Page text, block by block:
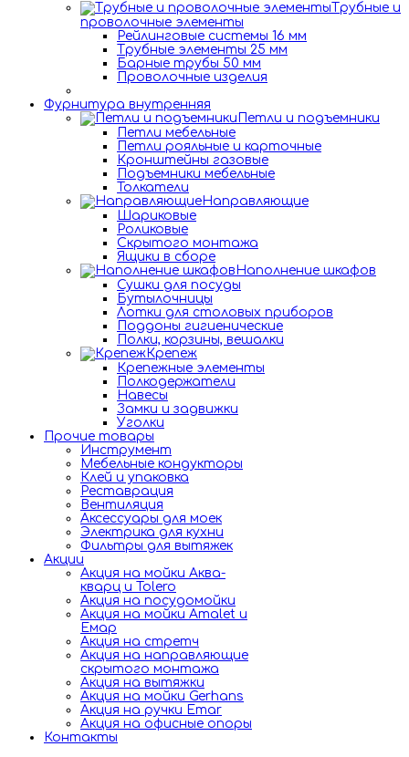
Трубные и
проволочные элементы
Рейлинговые системы 16 мм
Трубные элементы 25 мм
Барные трубы 50 мм
Проволочные изделия
Фурнитура внутренняя
Петли и подъемники
Петли мебельные
Петли рояльные и карточные
Кронштейны газовые
Подъемники мебельные
Толкатели
Направляющие
Шариковые
Роликовые
Скрытого монтажа
Ящики в сборе
Наполнение шкафов
Сушки для посуды
Бутылочницы
Лотки для столовых приборов
Поддоны гигиенические
Полки, корзины, вешалки
Крепеж
Крепежные элементы
Полкодержатели
Навесы
Замки и задвижки
Уголки
Прочие товары
Инструмент
Мебельные кондукторы
Клей и упаковка
Реставрация
Вентиляция
Аксессуары для моек
Электрика для кухни
Фильтры для вытяжек
Акции
Акция на мойки Аква-
кварц и Tolero
Акция на посудомойки
Акция на мойки Amalet и
Емар
Акция на стретч
Акция на направляющие
скрытого монтажа
Акция на вытяжки
Акция на мойки Gerhans
Акция на ручки Emar
Акция на офисные опоры
Контакты